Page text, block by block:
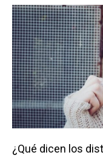
¿Qué dicen los